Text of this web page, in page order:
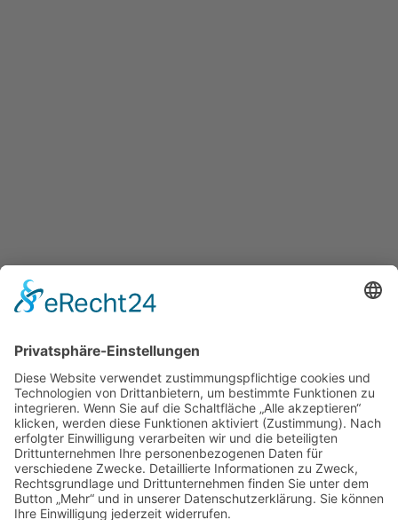
Für Kurzentschlossene
Ganz einfach sachsenweit eine Unterkunft finden: Über den Button
unten gelangen Sie direkt zum Buchungsportal der Tourismus
Marketing Gesellschaft Sachsen.